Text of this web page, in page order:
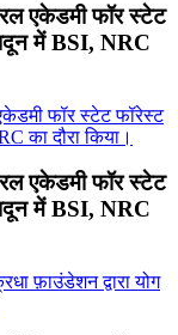
एकेडमी फॉर स्टेट
में BSI, NRC
एकेडमी फॉर स्टेट
में BSI, NRC